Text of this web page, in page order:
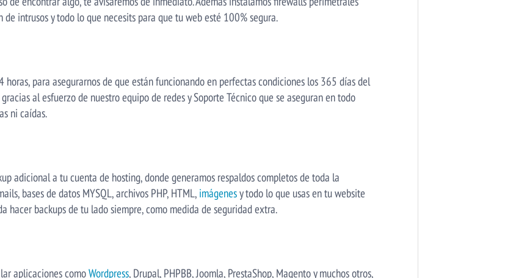
de intrusos y todo lo que necesits para que tu web esté 100% segura.
horas, para asegurarnos de que están funcionando en perfectas condiciones los 365 días del
al esfuerzo de nuestro equipo de redes y Soporte Técnico que se aseguran en todo
ni caídas.
adicional a tu cuenta de hosting, donde generamos respaldos completos de toda la
bases de datos MYSQL, archivos PHP, HTML, imágenesy todo lo que usas en tu website
hacer backups de tu lado siempre, como medida de seguridad extra.
aplicaciones comoWordpress, Drupal, PHPBB, Joomla, PrestaShop, Magento y muchos otros,